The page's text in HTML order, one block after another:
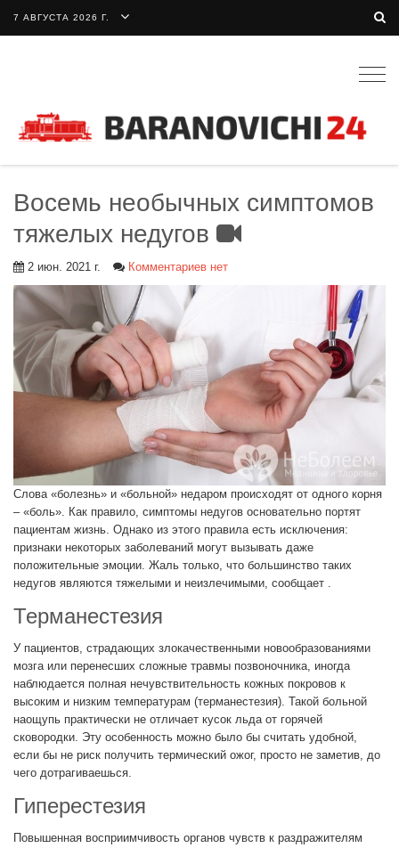
7 АВГУСТА 2026 Г.
Восемь необычных симптомов
тяжелых недугов
2 июн. 2021 г. Комментариев нет
Слова «болезнь» и «больной» недаром происходят от одного корня
– «боль». Как правило, симптомы недугов основательно портят
пациентам жизнь. Однако из этого правила есть исключения:
признаки некоторых заболеваний могут вызывать даже
положительные эмоции. Жаль только, что большинство таких
недугов являются тяжелыми и неизлечимыми, сообщает .
Терманестезия
У пациентов, страдающих злокачественными новообразованиями
мозга или перенесших сложные травмы позвоночника, иногда
наблюдается полная нечувствительность кожных покровов к
высоким и низким температурам (терманестезия). Такой больной
наощупь практически не отличает кусок льда от горячей
сковородки. Эту особенность можно было бы считать удобной,
если бы не риск получить термический ожог, просто не заметив, до
чего дотрагиваешься.
Гиперестезия
Повышенная восприимчивость органов чувств к раздражителям